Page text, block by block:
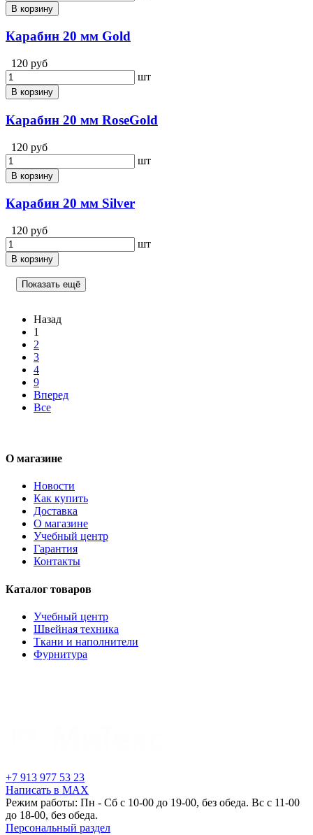
В корзину
Карабин 20 мм Gold
120 руб
шт
В корзину
Карабин 20 мм RoseGold
120 руб
шт
В корзину
Карабин 20 мм Silver
120 руб
шт
В корзину
Показать ещё
Назад
1
2
3
4
9
Вперед
Все
О магазине
Новости
Как купить
Доставка
О магазине
Учебный центр
Гарантия
Контакты
Каталог товаров
Учебный центр
Швейная техника
Ткани и наполнители
Фурнитура
+7 913 977 53 23
Написать в MAX
Режим работы: Пн - Сб с 10-00 до 19-00, без обеда. Вс с 11-00
до 18-00, без обеда.
Персональный раздел